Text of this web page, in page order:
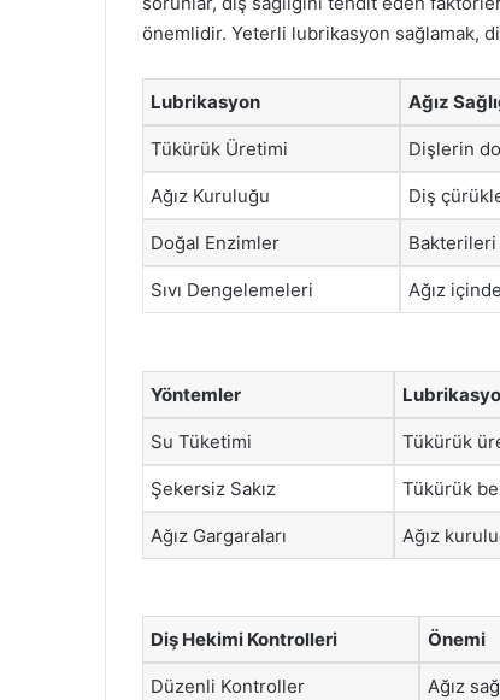
önemlidir. Yeterli lubrikasyon sağlamak,
Lubrikasyon Ağız
Tükürük Üretimi Dişlerin
Ağız Kuruluğu Diş
Doğal Enzimler
Sıvı Dengelemeleri Ağız
Yöntemler
Su Tüketimi Tükürük
Şekersiz Sakız Tükürük
Ağız Gargaraları Ağız
Diş Hekimi Kontrolleri Önemi
Düzenli Kontroller Ağız